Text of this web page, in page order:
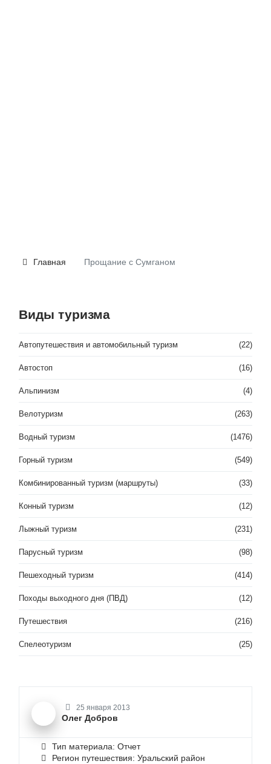
Главная Прощание с Сумганом
Виды туризма
Автопутешествия и автомобильный туризм (22)
Автостоп (16)
Альпинизм (4)
Велотуризм (263)
Водный туризм (1476)
Горный туризм (549)
Комбинированный туризм (маршруты) (33)
Конный туризм (12)
Лыжный туризм (231)
Парусный туризм (98)
Пешеходный туризм (414)
Походы выходного дня (ПВД) (12)
Путешествия (216)
Спелеотуризм (25)
25 января 2013
Олег Добров
Тип материала: Отчет
Регион путешествия: Уральский район